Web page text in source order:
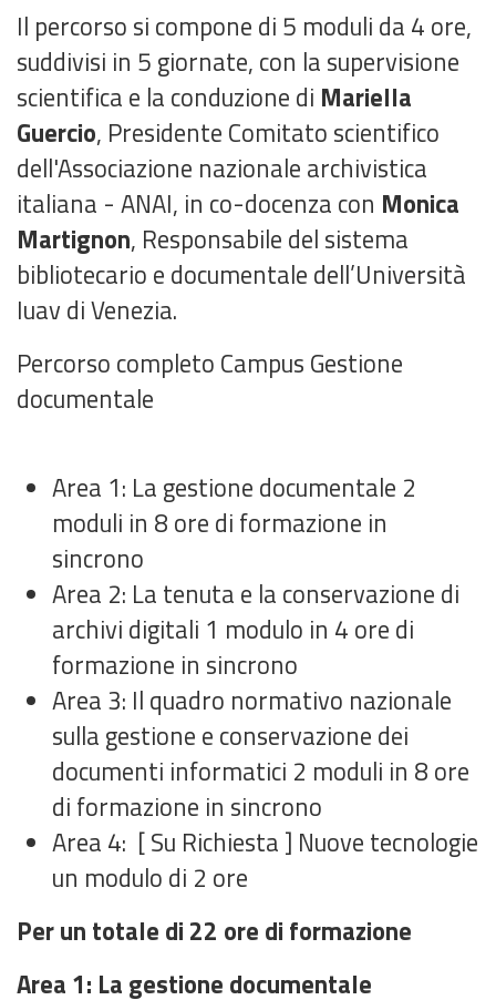
Il percorso si compone di 5 moduli da 4 ore,
suddivisi in 5 giornate, con la supervisione
scientifica e la conduzione di Mariella
Guercio, Presidente Comitato scientifico
dell'Associazione nazionale archivistica
italiana - ANAI, in co-docenza con Monica
Martignon, Responsabile del sistema
bibliotecario e documentale dell’Università
Iuav di Venezia.
Percorso completo Campus Gestione
documentale
Area 1: La gestione documentale 2
moduli in 8 ore di formazione in
sincrono
Area 2: La tenuta e la conservazione di
archivi digitali 1 modulo in 4 ore di
formazione in sincrono
Area 3: Il quadro normativo nazionale
sulla gestione e conservazione dei
documenti informatici 2 moduli in 8 ore
di formazione in sincrono
Area 4: [ Su Richiesta ] Nuove tecnologie
un modulo di 2 ore
Per un totale di 22 ore di formazione
Area 1: La gestione documentale